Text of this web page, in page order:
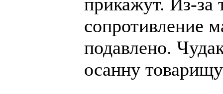
сопротивление
подавлено.
осанну